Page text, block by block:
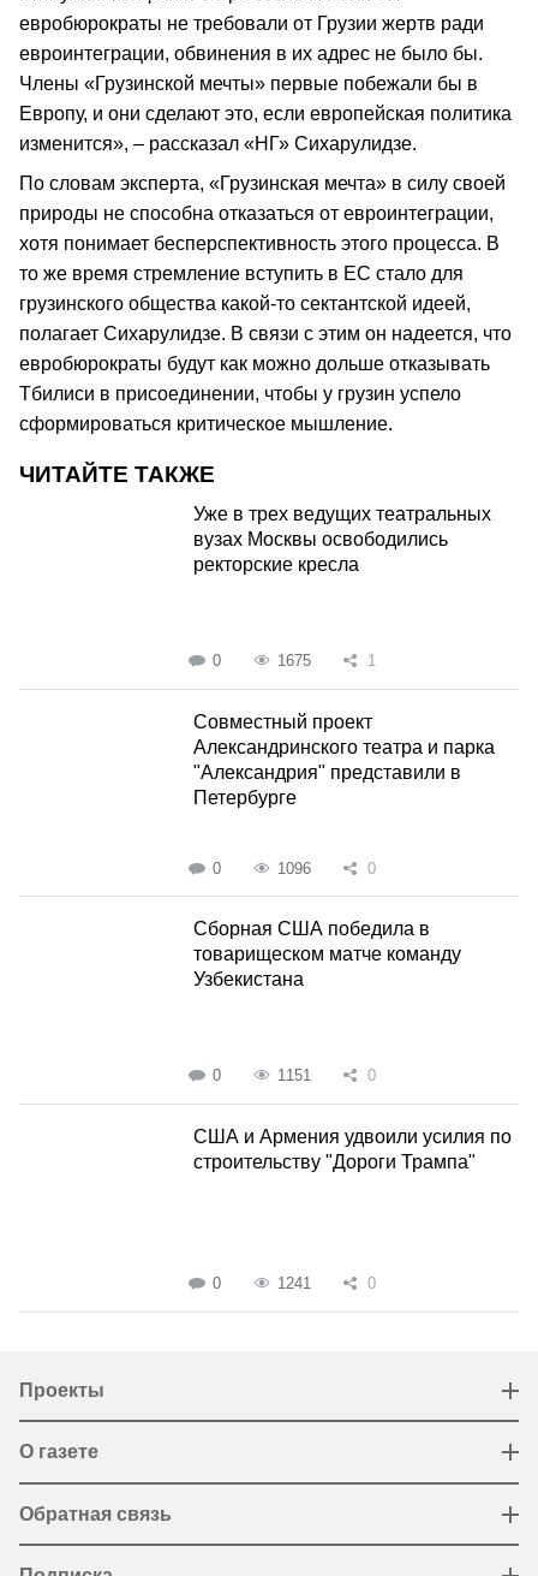
евробюрократы не требовали от Грузии жертв ради
евроинтеграции, обвинения в их адрес не было бы.
Члены «Грузинской мечты» первые побежали бы в
Европу, и они сделают это, если европейская политика
изменится», – рассказал «НГ» Сихарулидзе.
По словам эксперта, «Грузинская мечта» в силу своей
природы не способна отказаться от евроинтеграции,
хотя понимает бесперспективность этого процесса. В
то же время стремление вступить в ЕС стало для
грузинского общества какой-то сектантской идеей,
полагает Сихарулидзе. В связи с этим он надеется, что
евробюрократы будут как можно дольше отказывать
Тбилиси в присоединении, чтобы у грузин успело
сформироваться критическое мышление.
ЧИТАЙТЕ ТАКЖЕ
Уже в трех ведущих театральных
вузах Москвы освободились
ректорские кресла
0 1675 1
Совместный проект
Александринского театра и парка
"Александрия" представили в
Петербурге
0 1096 0
Сборная США победила в
товарищеском матче команду
Узбекистана
0 1151 0
США и Армения удвоили усилия по
строительству "Дороги Трампа"
0 1241 0
Проекты
О газете
Обратная связь